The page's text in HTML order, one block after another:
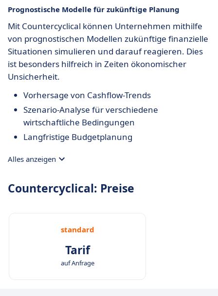
Prognostische Modelle für zukünftige Planung
Mit Countercyclical können Unternehmen mithilfe
von prognostischen Modellen zukünftige finanzielle
Situationen simulieren und darauf reagieren. Dies
ist besonders hilfreich in Zeiten ökonomischer
Unsicherheit.
Vorhersage von Cashflow-Trends
Szenario-Analyse für verschiedene
wirtschaftliche Bedingungen
Langfristige Budgetplanung
Alles anzeigen
Countercyclical: Preise
standard
Tarif
auf Anfrage